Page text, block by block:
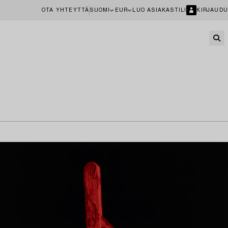
OTA YHTEYTTÄ SUOMI EUR LUO ASIAKASTILI KIRJAUDU